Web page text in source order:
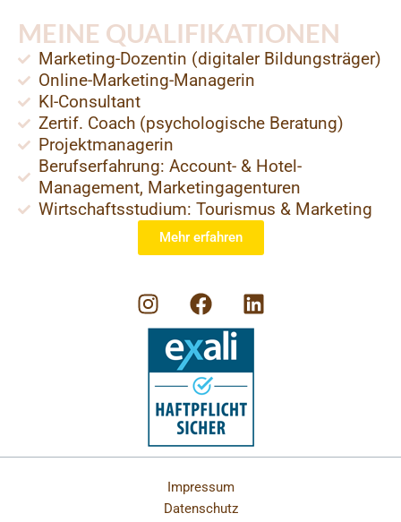
MEINE QUALIFIKATIONEN
Marketing-Dozentin (digitaler Bildungsträger)
Online-Marketing-Managerin
KI-Consultant
Zertif. Coach (psychologische Beratung)
Projektmanagerin
Berufserfahrung: Account- & Hotel-
Management, Marketingagenturen
Wirtschaftsstudium: Tourismus & Marketing
Mehr erfahren
I
n
s
a
g
a
F
a
c
e
b
o
o
k
L
i
n
e
n
Impressum
Datenschutz